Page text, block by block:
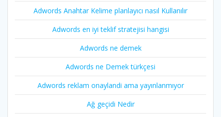
Adwords Anahtar Kelime planlayıcı nasıl Kullanılır
Adwords en iyi teklif stratejisi hangisi
Adwords ne demek
Adwords ne Demek türkçesi
Adwords reklam onaylandi ama yayınlanmıyor
Ağ geçidi Nedir